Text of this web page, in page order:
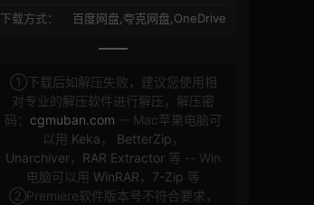
下载方式：
百度网盘,夸克网盘,OneDrive
①下载后如解压失败，建议您使用相
对专业的解压软件进行解压，解压密
码： cgmuban.com -- Mac苹果电脑可
以用 Keka ， BetterZip ，
Unarchiver， RAR Extractor 等 -- Win
电脑可以用 WinRAR ， 7-Zip 等
②Premiere软件版本号不符合要求，